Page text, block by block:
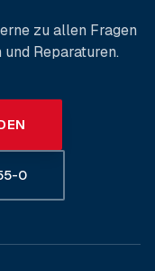
zu allen Fragen
Reparaturen.
0